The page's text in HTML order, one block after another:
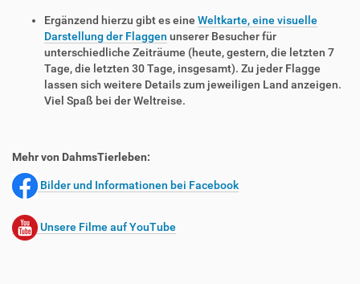
Ergänzend hierzu gibt es eine Weltkarte, eine visuelle
Darstellung der Flaggen unserer Besucher für
unterschiedliche Zeiträume (heute, gestern, die letzten 7
Tage, die letzten 30 Tage, insgesamt). Zu jeder Flagge
lassen sich weitere Details zum jeweiligen Land anzeigen.
Viel Spaß bei der Weltreise.
Mehr von DahmsTierleben:
Bilder und Informationen bei Facebook
Unsere Filme auf YouTube